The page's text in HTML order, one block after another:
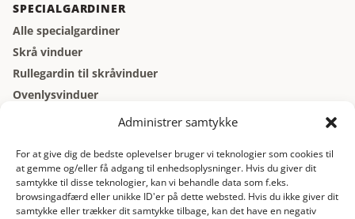
Administrer samtykke
For at give dig de bedste oplevelser bruger vi teknologier som cookies til
at gemme og/eller få adgang til enhedsoplysninger. Hvis du giver dit
samtykke til disse teknologier, kan vi behandle data som f.eks.
browsingadfærd eller unikke ID'er på dette websted. Hvis du ikke giver dit
samtykke eller trækker dit samtykke tilbage, kan det have en negativ
SPECIALGARDINER
Alle specialgardiner
Skrå vinduer
Rullegardin til skråvinduer
Ovenlysvinduer
Vinduer der åbner indad
GARDINBUS
Gardinbus
Gratis gardinbus